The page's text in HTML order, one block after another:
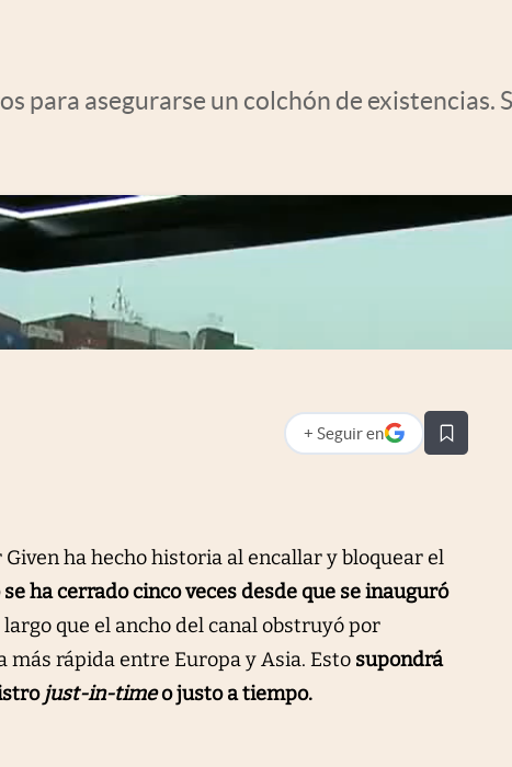
para asegurarse un colchón de existencias.
+ Seguir en
abre en nueva pestaña
ha hecho historia al encallar y bloquear el
ha cerrado cinco veces desde que se inauguró
que el ancho del canal obstruyó por
rápida entre Europa y Asia. Esto supondrá
just-in-timeo justo a tiempo.